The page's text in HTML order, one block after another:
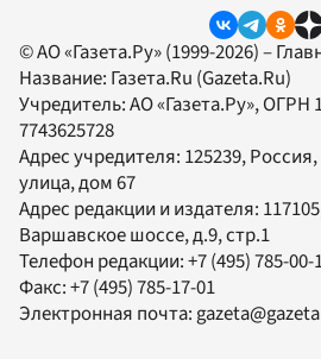
© АО «Газета.Ру» (1999-2026) –
Название: Газета.Ru (Gazeta.Ru)
Учредитель:АО «Газета.Ру», ОГРН
7743625728
Адрес учредителя: 125239,
улица, дом 67
Адрес редакции и издателя: 117105
Варшавское шоссе, д.9, стр.1
Телефон редакции:+7 (495) 785-00-
Факс:+7 (495) 785-17-01
Электронная почта: